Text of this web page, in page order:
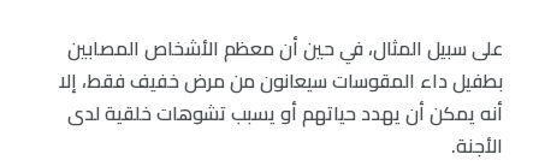
على سبيل المثال، في حين أن معظم الأشخاص المصابين
بطفيل داء المقوسات سيعانون من مرض خفيف فقط، إلا
أنه يمكن أن يهدد حياتهم أو يسبب تشوهات خلقية لدى
الأجنة.